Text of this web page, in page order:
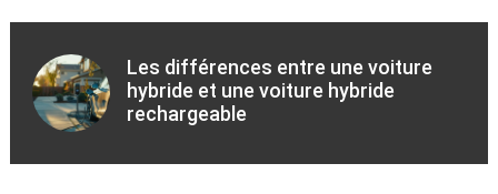
Les différences entre une voiture
hybride et une voiture hybride
rechargeable